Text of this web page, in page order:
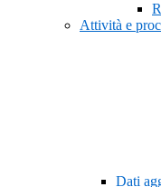
Attività e
Dati